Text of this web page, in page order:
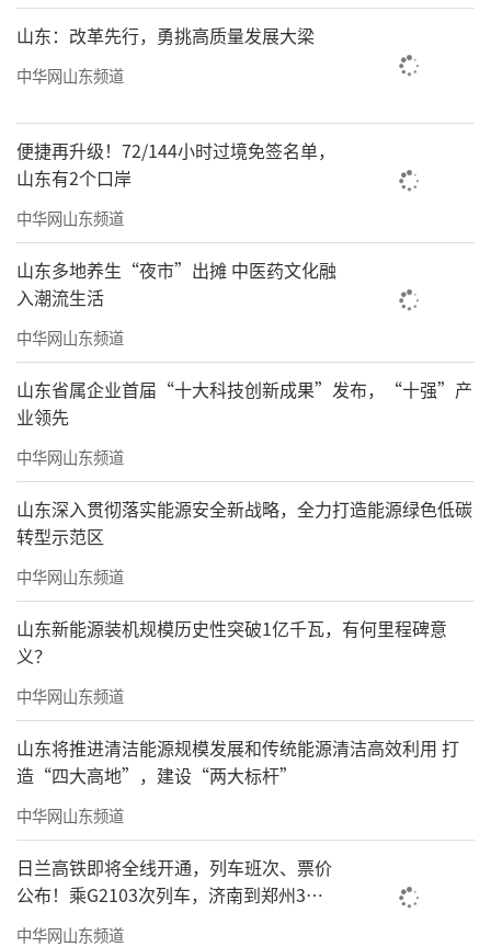
山东：改革先行，勇挑高质量发展大梁
中华网山东频道
便捷再升级！72/144小时过境免签名单，
山东有2个口岸
中华网山东频道
山东多地养生“夜市”出摊 中医药文化融
入潮流生活
中华网山东频道
山东省属企业首届“十大科技创新成果”发布，“十强”产
业领先
中华网山东频道
山东深入贯彻落实能源安全新战略，全力打造能源绿色低碳
转型示范区
中华网山东频道
山东新能源装机规模历史性突破1亿千瓦，有何里程碑意
义？
中华网山东频道
山东将推进清洁能源规模发展和传统能源清洁高效利用 打
造“四大高地”，建设“两大标杆”
中华网山东频道
日兰高铁即将全线开通，列车班次、票价
公布！乘G2103次列车，济南到郑州3小
时到达
中华网山东频道